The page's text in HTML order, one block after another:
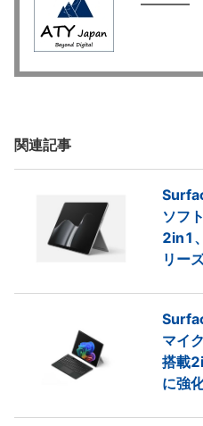
関連記事
ソフ
2in1
リー
マイ
搭載
に強